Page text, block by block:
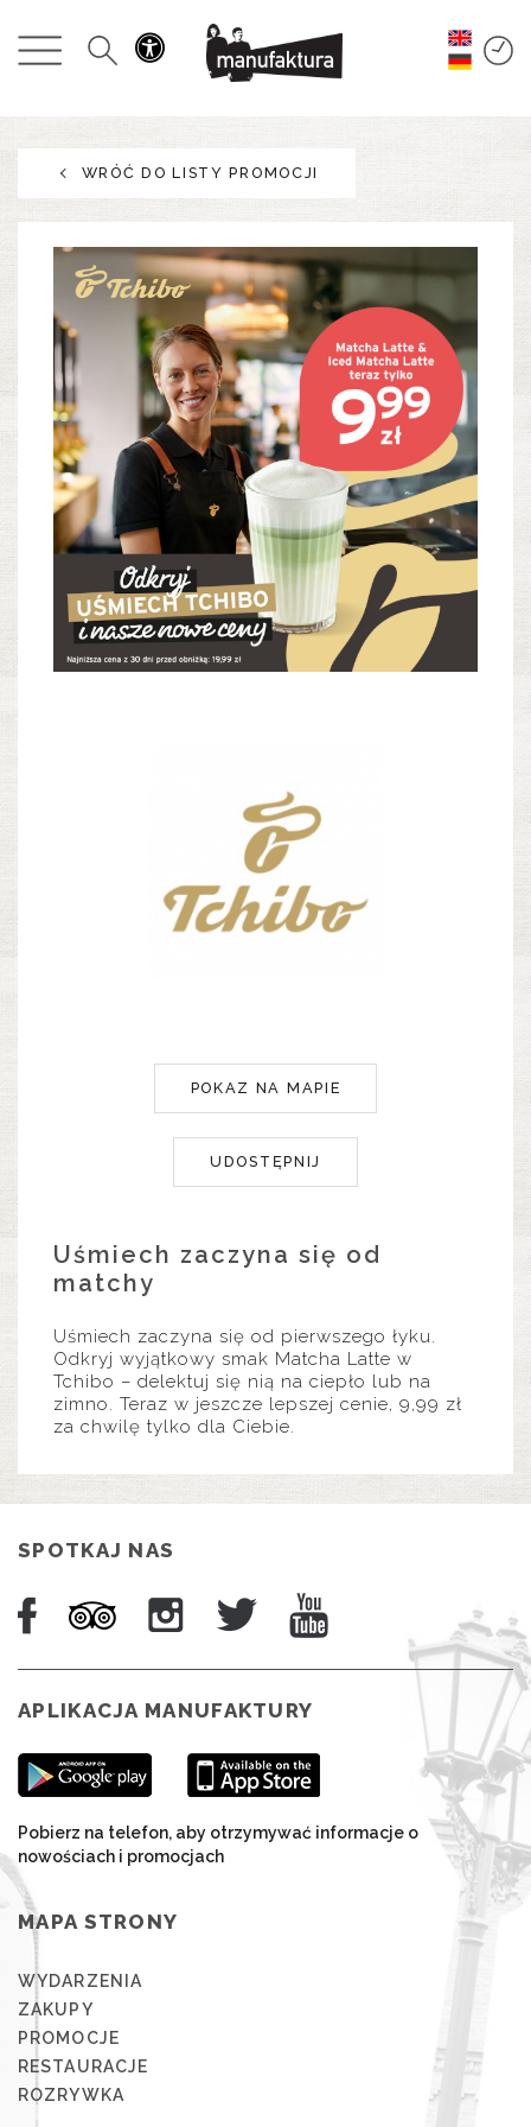
WYDARZENIA
PROMOCJE
ROZRYWKA
RESTAURACJE
PLAN
O NAS
WRÓĆ DO LISTY PROMOCJI
POKAZ NA MAPIE
UDOSTĘPNIJ
Uśmiech zaczyna się od
matchy
Uśmiech zaczyna się od pierwszego łyku.
Odkryj wyjątkowy smak Matcha Latte w
Tchibo – delektuj się nią na ciepło lub na
zimno. Teraz w jeszcze lepszej cenie, 9,99 zł
za chwilę tylko dla Ciebie.
SPOTKAJ NAS
APLIKACJA MANUFAKTURY
Pobierz na telefon, aby otrzymywać informacje o
nowościach i promocjach
MAPA STRONY
WYDARZENIA
ZAKUPY
PROMOCJE
RESTAURACJE
ROZRYWKA